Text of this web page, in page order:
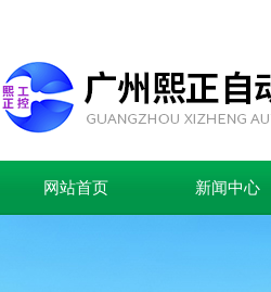
网站首页 新闻中心